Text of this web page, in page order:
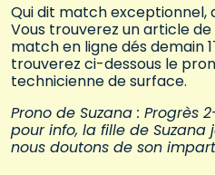
Qui dit match
Vous trouverez un article
match en ligne dés demain
trouverez ci-dessous le
technicienne de surface.
Prono de Suzana : Progrès
pour info, la fille de Suzana
nous doutons de son